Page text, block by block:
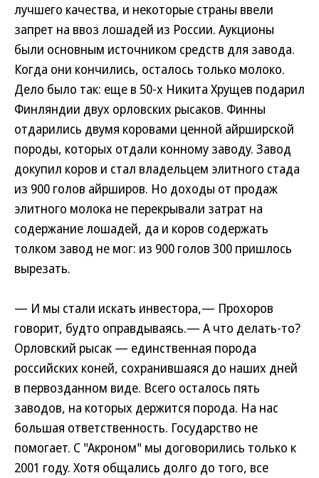
лучшего качества, и некоторые страны ввели
запрет на ввоз лошадей из России. Аукционы
были основным источником средств для завода.
Когда они кончились, осталось только молоко.
Дело было так: еще в 50-х Никита Хрущев подарил
Финляндии двух орловских рысаков. Финны
отдарились двумя коровами ценной айрширской
породы, которых отдали конному заводу. Завод
докупил коров и стал владельцем элитного стада
из 900 голов айрширов. Но доходы от продаж
элитного молока не перекрывали затрат на
содержание лошадей, да и коров содержать
толком завод не мог: из 900 голов 300 пришлось
вырезать.
— И мы стали искать инвестора,— Прохоров
говорит, будто оправдываясь.— А что делать-то?
Орловский рысак — единственная порода
российских коней, сохранившаяся до наших дней
в первозданном виде. Всего осталось пять
заводов, на которых держится порода. На нас
большая ответственность. Государство не
помогает. С "Акроном" мы договорились только к
2001 году. Хотя общались долго до того, все